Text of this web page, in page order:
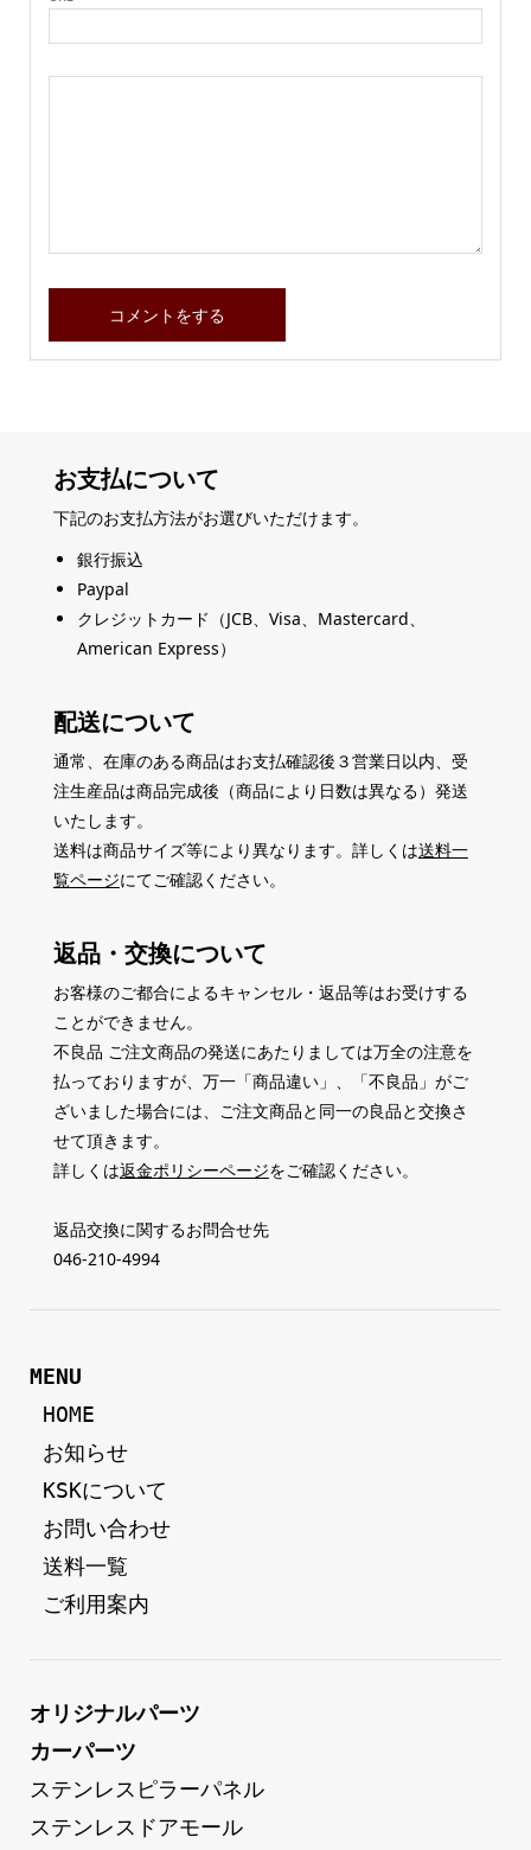
お支払について
下記のお支払方法がお選びいただけます。
銀行振込
Paypal
クレジットカード（JCB、Visa、Mastercard、
American Express）
配送について
通常、在庫のある商品はお支払確認後３営業日以内、受
注生産品は商品完成後（商品により日数は異なる）発送
いたします。
送料は商品サイズ等により異なります。詳しくは送料一
覧ページにてご確認ください。
返品・交換について
お客様のご都合によるキャンセル・返品等はお受けする
ことができません。
不良品 ご注文商品の発送にあたりましては万全の注意を
払っておりますが、万一「商品違い」、「不良品」がご
ざいました場合には、ご注文商品と同一の良品と交換さ
せて頂きます。
詳しくは返金ポリシーページをご確認ください。
返品交換に関するお問合せ先
046-210-4994
MENU
HOME
お知らせ
KSKについて
お問い合わせ
送料一覧
ご利用案内
オリジナルパーツ
カーパーツ
ステンレスピラーパネル
ステンレスドアモール